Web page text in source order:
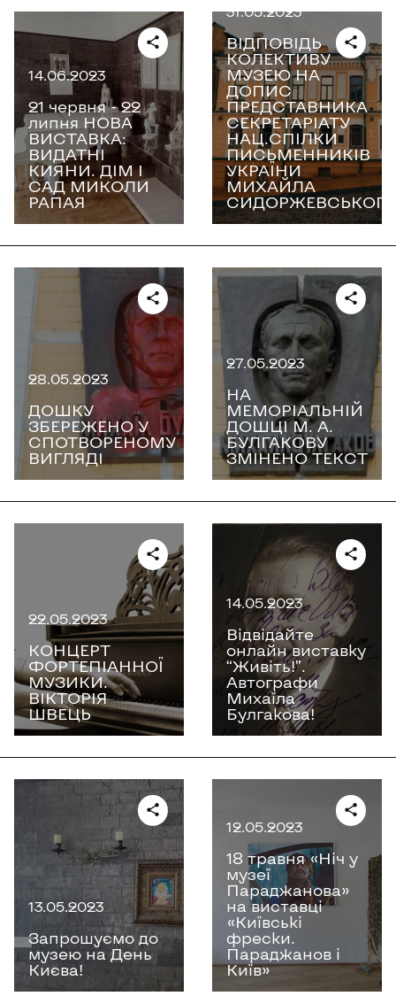
14.06.2023
21 червня - 22
липня НОВА
ВИСТАВКА:
ВИДАТНІ
КИЯНИ. ДІМ І
САД МИКОЛИ
РАПАЯ
31.05.2023
ВІДПОВІДЬ
КОЛЕКТИВУ
МУЗЕЮ НА
ДОПИС
ПРЕДСТАВНИКА
СЕКРЕТАРІАТУ
НАЦ.СПІЛКИ
ПИСЬМЕННИКІВ
УКРАЇНИ
МИХАЙЛА
28.05.2023
ДОШКУ
ЗБЕРЕЖЕНО У
СПОТВОРЕНОМУ
ВИГЛЯДІ
27.05.2023
НА
МЕМОРІАЛЬНІЙ
ДОШЦІ М. А.
БУЛГАКОВУ
ЗМІНЕНО ТЕКСТ
22.05.2023
КОНЦЕРТ
ФОРТЕПІАННОЇ
МУЗИКИ.
ВІКТОРІЯ
ШВЕЦЬ
14.05.2023
Відвідайте
онлайн виставку
“Живіть!”.
Автографи
Михаїла
Булгакова!
13.05.2023
Запрошуємо до
музею на День
Києва!
12.05.2023
18 травня «Ніч у
музеї
Параджанова»
на виставці
«Київські
фрески.
Параджанов і
Київ»